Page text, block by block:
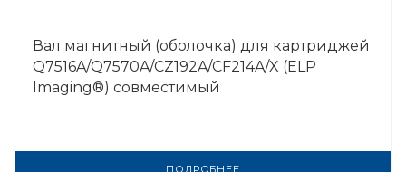
Вал магнитный (оболочка) для картриджей
Q7516A/Q7570A/CZ192A/CF214A/X (ELP
Imaging®) совместимый
ПОДРОБНЕЕ